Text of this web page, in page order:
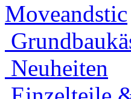
Moveandstic
Neuheiten